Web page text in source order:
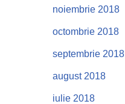
noiembrie 2018
octombrie 2018
septembrie 2018
august 2018
iulie 2018